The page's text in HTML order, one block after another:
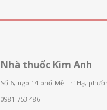
Nhà thuốc Kim Anh
Số 6, ngõ 14 phố Mễ Trì Hạ,
0981 753 486